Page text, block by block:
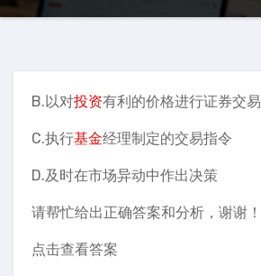
B.以对投资有利的价格进行证券交易
C.执行基金经理制定的交易指令
D.及时在市场异动中作出决策
请帮忙给出正确答案和分析，谢谢！
点击查看答案